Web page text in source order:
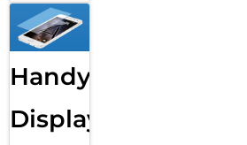
Handy
Displayfolie